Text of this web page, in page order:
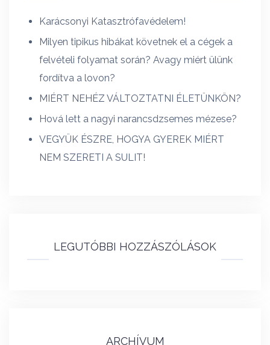
Karácsonyi Katasztrófavédelem!
Milyen tipikus hibákat követnek el a cégek a
felvételi folyamat során? Avagy miért ülünk
fordítva a lovon?
MIÉRT NEHÉZ VÁLTOZTATNI ÉLETÜNKÖN?
Hová lett a nagyi narancsdzsemes mézese?
VEGYÜK ÉSZRE, HOGYA GYEREK MIÉRT
NEM SZERETI A SULIT!
LEGUTÓBBI HOZZÁSZÓLÁSOK
ARCHÍVUM